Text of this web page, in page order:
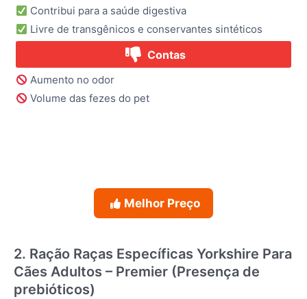
Contribui para a saúde digestiva
Livre de transgênicos e conservantes sintéticos
Contas
Aumento no odor
Volume das fezes do pet
Melhor Preço
2. Ração Raças Específicas Yorkshire Para
Cães Adultos – Premier (Presença de
prebióticos)